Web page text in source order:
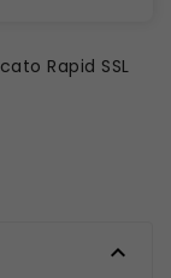
Rapid SSL
